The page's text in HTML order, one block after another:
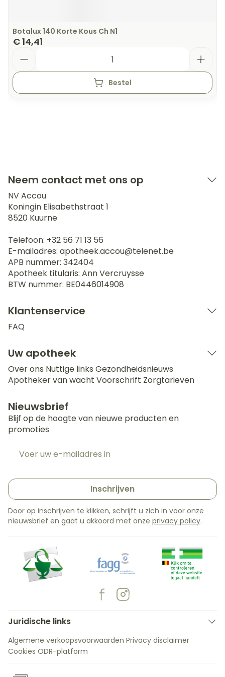
Botalux 140 Korte Kous Ch N1
€ 14,41
Bestel
Neem contact met ons op
NV Accou
Koningin Elisabethstraat 1
8520 Kuurne
Telefoon: +32 56 71 13 56
E-mailadres: apotheek.accou@telenet.be
APB nummer: 342404
Apotheek titularis: Ann Vercruysse
BTW nummer: BE0446014908
Klantenservice
FAQ
Uw apotheek
Over ons Nuttige links Gezondheidsnieuws
Apotheker van wacht Voorschrift Zorgtarieven
Nieuwsbrief
Blijf op de hoogte van nieuwe producten en
promoties
Inschrijven
Door op inschrijven te klikken, schrijft u zich in voor onze
nieuwsbrief en gaat u akkoord met onze privacy policy.
Juridische links
Algemene verkoopsvoorwaarden Privacy disclaimer
Cookies ODR-platform